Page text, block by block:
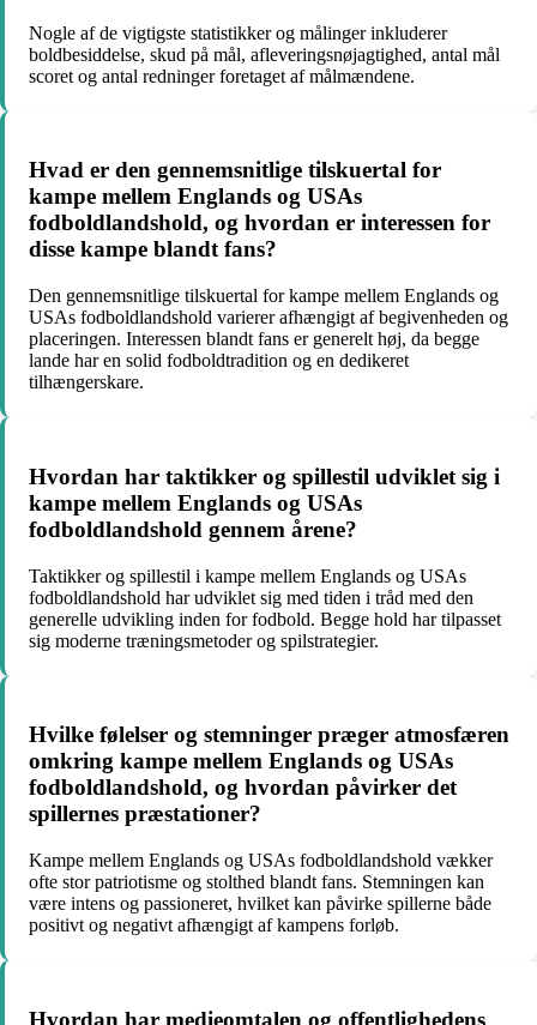
Nogle af de vigtigste statistikker og målinger inkluderer
boldbesiddelse, skud på mål, afleveringsnøjagtighed, antal mål
scoret og antal redninger foretaget af målmændene.
Hvad er den gennemsnitlige tilskuertal for
kampe mellem Englands og USAs
fodboldlandshold, og hvordan er interessen for
disse kampe blandt fans?
Den gennemsnitlige tilskuertal for kampe mellem Englands og
USAs fodboldlandshold varierer afhængigt af begivenheden og
placeringen. Interessen blandt fans er generelt høj, da begge
lande har en solid fodboldtradition og en dedikeret
tilhængerskare.
Hvordan har taktikker og spillestil udviklet sig i
kampe mellem Englands og USAs
fodboldlandshold gennem årene?
Taktikker og spillestil i kampe mellem Englands og USAs
fodboldlandshold har udviklet sig med tiden i tråd med den
generelle udvikling inden for fodbold. Begge hold har tilpasset
sig moderne træningsmetoder og spilstrategier.
Hvilke følelser og stemninger præger atmosfæren
omkring kampe mellem Englands og USAs
fodboldlandshold, og hvordan påvirker det
spillernes præstationer?
Kampe mellem Englands og USAs fodboldlandshold vækker
ofte stor patriotisme og stolthed blandt fans. Stemningen kan
være intens og passioneret, hvilket kan påvirke spillerne både
positivt og negativt afhængigt af kampens forløb.
Hvordan har medieomtalen og offentlighedens